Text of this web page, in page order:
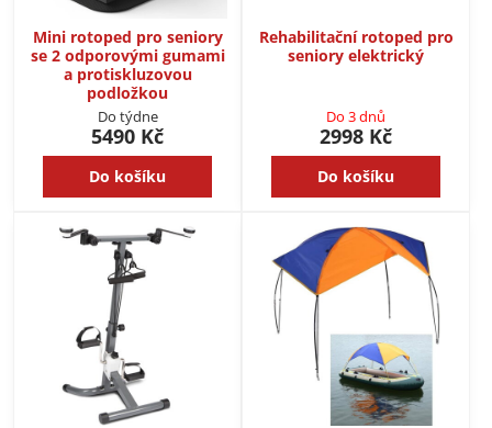
Mini rotoped pro seniory
se 2 odporovými gumami
a protiskluzovou
podložkou
Do týdne
5490 Kč
Do košíku
Rehabilitační rotoped pro
seniory elektrický
Do 3 dnů
2998 Kč
Do košíku